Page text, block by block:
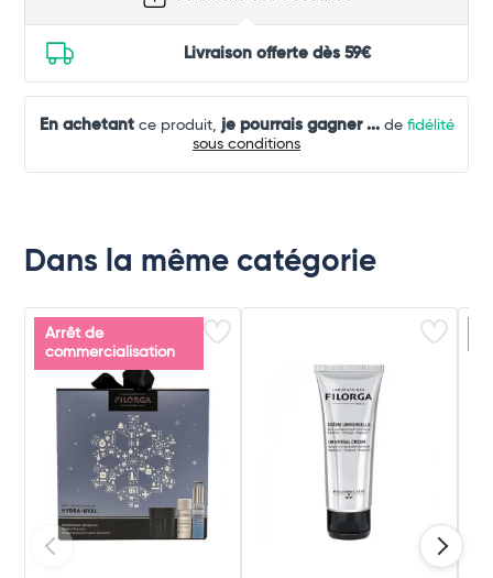
Livraison offerte dès 59€
En achetantce produit, je pourrais gagner ...de fidélité
sous conditions
Dans la même catégorie
Arrêt de
commercialisation